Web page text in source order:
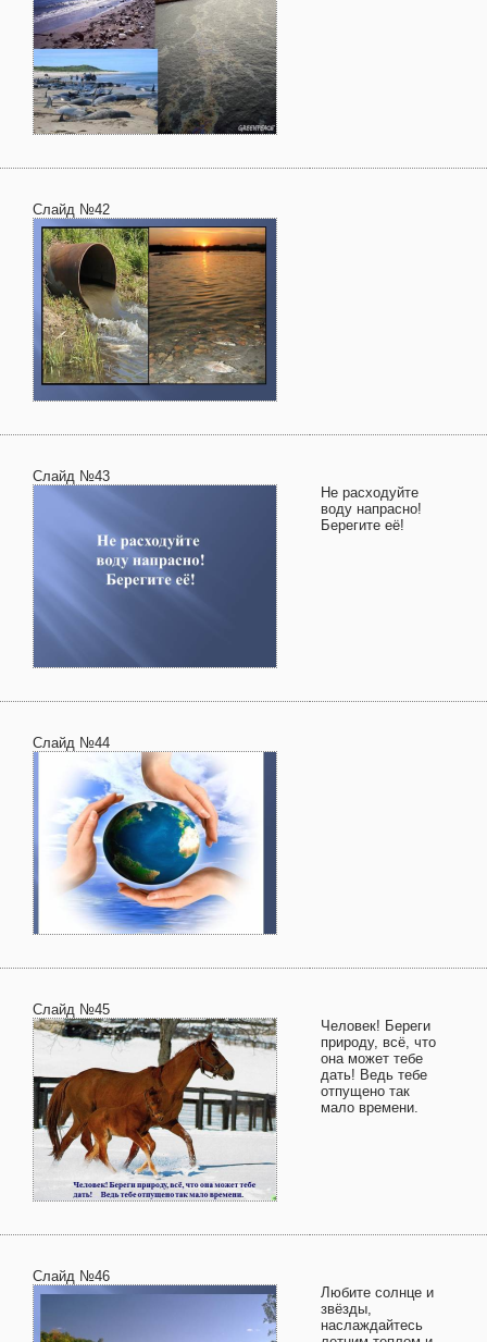
Слайд №42
Слайд №43
Не расходуйте
воду напрасно!
Берегите её!
Слайд №44
Слайд №45
Человек! Береги
природу, всё, что
она может тебе
дать! Ведь тебе
отпущено так
мало времени.
Слайд №46
Любите солнце и
звёзды,
наслаждайтесь